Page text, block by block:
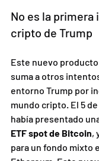
No es la primera
cripto de Trump
Este nuevo
suma a otros
entorno Trump por
mundo cripto. El 5 de
había presentado
ETF spot de Bitcoin,
para un fondo mixto